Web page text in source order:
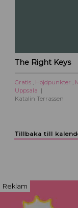
The Right Keys
Gratis , Höjdpunkter ,
Uppsala
Katalin Terrassen
Tillbaka till
Reklam